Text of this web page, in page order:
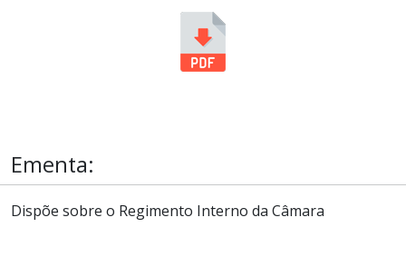
Ementa:
Dispõe sobre o Regimento Interno da Câmara